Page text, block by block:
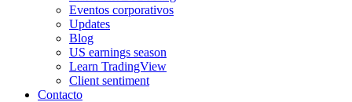
Eventos corporativos
Updates
Blog
US earnings season
Learn TradingView
Client sentiment
Contacto